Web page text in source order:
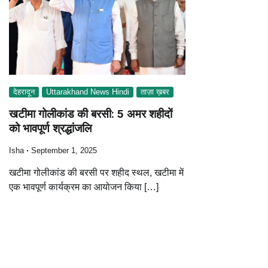
देहरादून Uttarakhand News Hindi ताज़ा ख़बर
खटीमा गोलीकांड की बरसी: 5 अमर शहीदों
को भावपूर्ण श्रद्धांजलि
Isha September 1, 2025
खटीमा गोलीकांड की बरसी पर शहीद स्थल, खटीमा में
एक भावपूर्ण कार्यक्रम का आयोजन किया […]